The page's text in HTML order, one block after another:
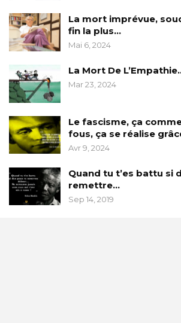
La mort imprévue,
fin la plus…
Mai 6, 2024
La Mort De
Mar 23, 2024
Le fascisme, ça
fous, ça se réalise
Avr 9, 2024
Quand tu t’es battu si
remettre…
Sep 14, 2019